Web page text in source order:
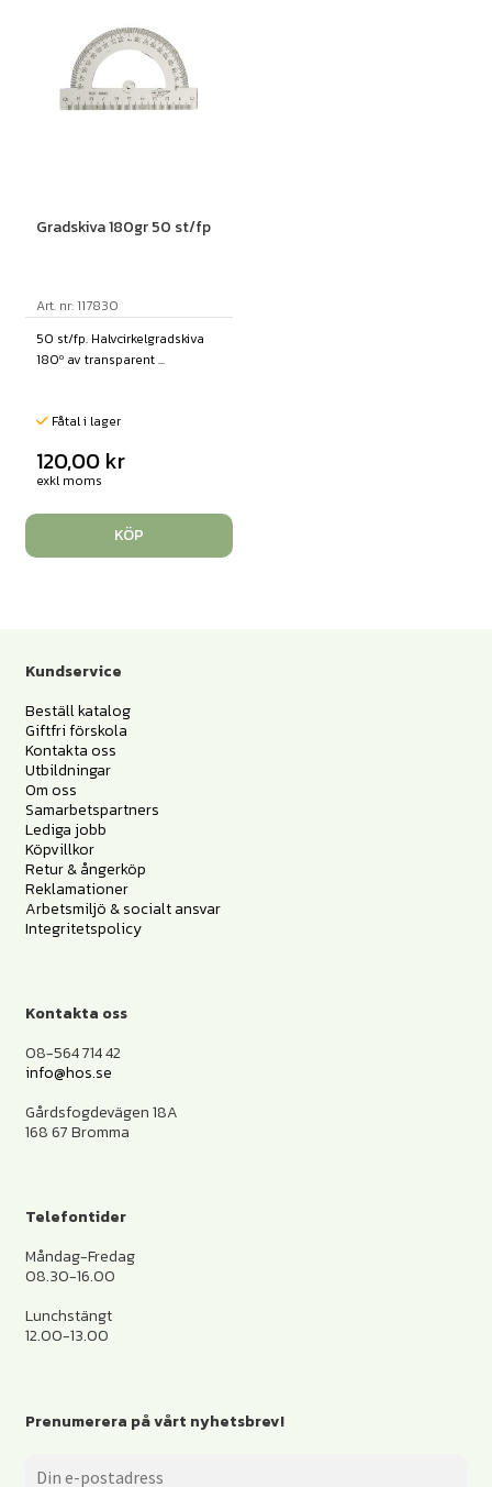
Gradskiva 180gr 50 st/fp
Art. nr: 117830
50 st/fp. Halvcirkelgradskiva
180º av transparent ...
Fåtal i lager
120,00 kr
exkl moms
KÖP
Kundservice
Beställ katalog
Giftfri förskola
Kontakta oss
Utbildningar
Om oss
Samarbetspartners
Lediga jobb
Köpvillkor
Retur & ångerköp
Reklamationer
Arbetsmiljö & socialt ansvar
Integritetspolicy
Kontakta oss
08-564 714 42
info@hos.se
Gårdsfogdevägen 18A
168 67 Bromma
Telefontider
Måndag-Fredag
08.30-16.00
Lunchstängt
12.00-13.00
Prenumerera på vårt nyhetsbrev!